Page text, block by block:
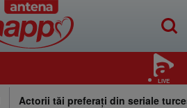
LIVE
Actorii tăi preferați din seriale